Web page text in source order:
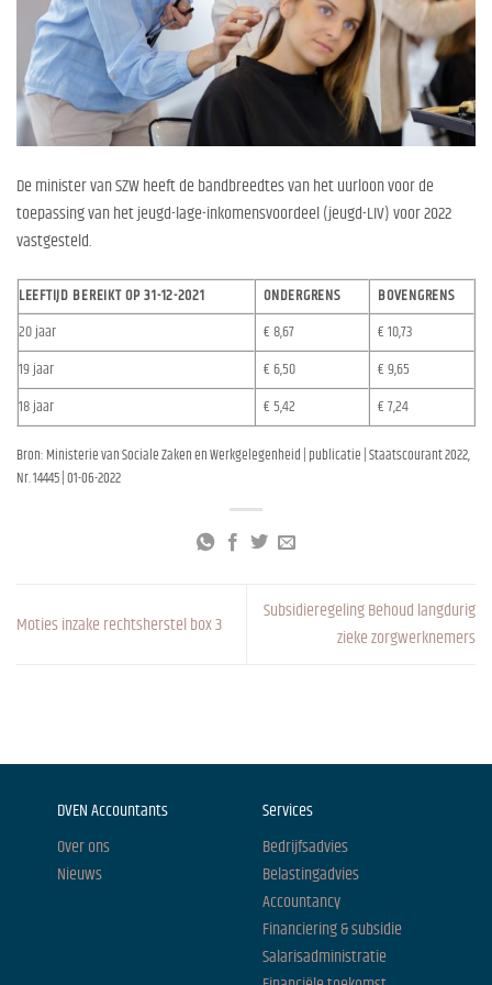
De minister van SZW heeft de bandbreedtes van het uurloon voor de
toepassing van het jeugd-lage-inkomensvoordeel (jeugd-LIV) voor 2022
vastgesteld.
LEEFTIJD BEREIKT OP 31-12-2021 ONDERGRENS
BOVENGRENS
20 jaar
€ 8,67
€ 10,73
19 jaar
€ 6,50
€ 9,65
18 jaar
€ 5,42 € 7,24
Bron: Ministerie van Sociale Zaken en Werkgelegenheid | publicatie | Staatscourant 2022,
Nr. 14445 | 01-06-2022
Moties inzake rechtsherstel box 3
Subsidieregeling Behoud langdurig
zieke zorgwerknemers
DVEN Accountants
Over ons
Nieuws
Services
Bedrijfsadvies
Belastingadvies
Accountancy
Financiering & subsidie
Salarisadministratie